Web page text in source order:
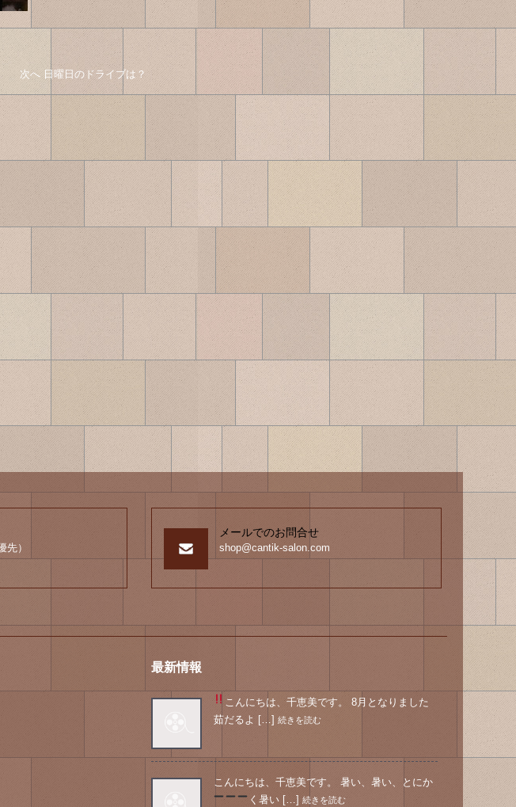
次へ 次
へ
日曜日のドライブは？
先）
メールでのお問合せ
shop@cantik-salon.com
最新情報
こんにちは、千恵美です。 8月となりました
茹だるよ […] 続きを読む
こんにちは、千恵美です。 暑い、暑い、とにか
く暑い […] 続きを読む